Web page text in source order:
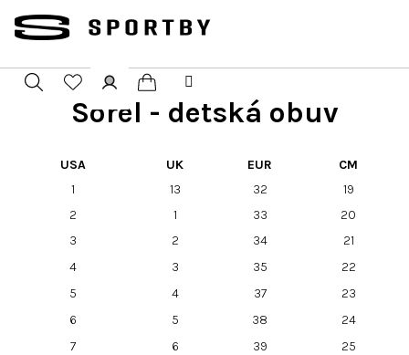
obsah
Hledat PřihlášeníNákupní
košík
Sorel - detská obuv
USA UK EUR
CM
1
13 32
19
2
1 33
20
3
2 34
21
4
3 35
22
5
4 37
23
6
5 38
24
7
6 39 25